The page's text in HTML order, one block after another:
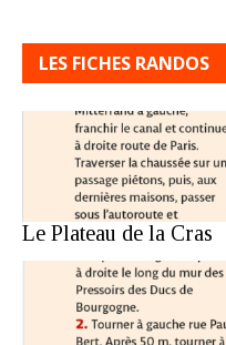
LES FICHES RANDOS
Le Plateau de la Cras